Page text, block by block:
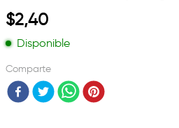
mantener cada vello en su lugar
de tiempo.
- Glicerina, agua de hidróxido
de tocoferilo.
- Incluye cepillo.
$2,40
Disponible
Comparte